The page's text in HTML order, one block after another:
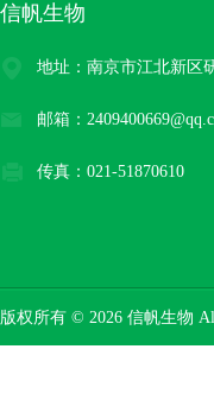
信帆生物
地址：南京市江北新区
邮箱：
传真：021-51870610
版权所有 © 2026 信帆生物